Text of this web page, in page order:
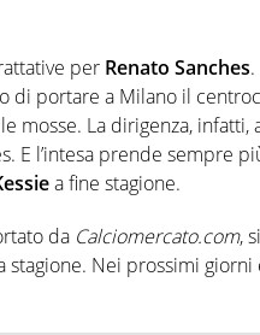
per Renato Sanches
di portare a Milano il
mosse. La dirigenza,
E l’intesa prende sempre
a fine stagione.
da Calciomercato.com,
stagione. Nei prossimi